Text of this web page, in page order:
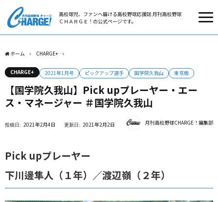
高校球児、ファンへ届ける高校野球応援誌 月刊高校野球
ＣＨＡＲＧＥ！の公式ページです。
ホーム CHARGE+
CHARGE+ 2021年1月号 ピックアップ選手 国学院久我山 東京版
【国学院久我山】Pick upプレーヤー・エー
ス・マネージャー ＃国学院久我山
2021年2月4日 2021年2月2日 月刊高校野球CHARGE！編集部
Pick upプレーヤー
下川邊隼人（１年）／渡辺嶺（２年）